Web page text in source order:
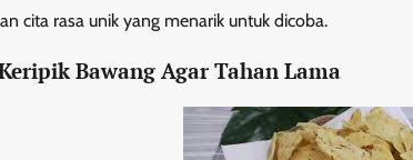
cita rasa unik yang menarik untuk dicoba.
Bawang Agar Tahan Lama